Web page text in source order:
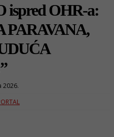
ispred OHR-a:
PARAVANA,
2026.